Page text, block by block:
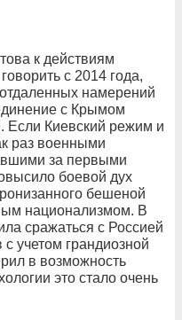
к действиям
с 2014 года,
намерений
с Крымом
Если Киевский режим и
раз военными
за первыми
боевой дух
бешеной
национализмом. В
сражаться с Россией
учетом грандиозной
в возможность
это стало очень